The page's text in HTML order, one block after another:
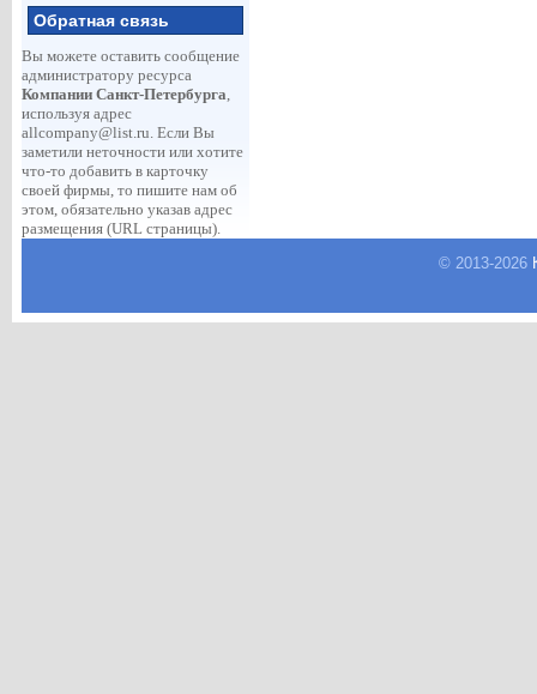
Обратная связь
Вы можете оставить сообщение
администратору ресурса
Компании Санкт-Петербурга,
используя адрес
allcompany@list.ru. Если Вы
заметили неточности или хотите
что-то добавить в карточку
своей фирмы, то пишите нам об
этом, обязательно указав адрес
размещения (URL страницы).
© 2013-2026